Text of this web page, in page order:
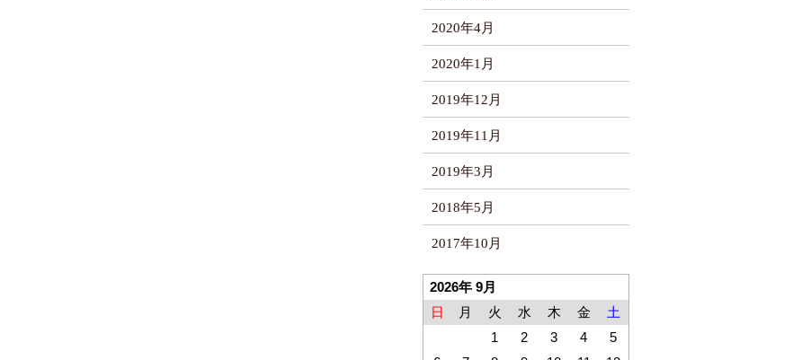
2020年4月
2020年1月
2019年12月
2019年11月
2019年3月
2018年5月
2017年10月
2026年 9月
日
月 火 水 木 金
土
1
2 3 4
5